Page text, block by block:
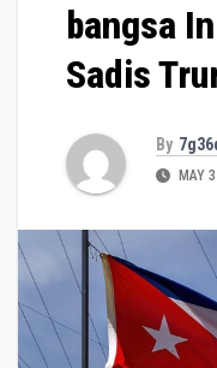
bangsa
Sadis
By
MAY